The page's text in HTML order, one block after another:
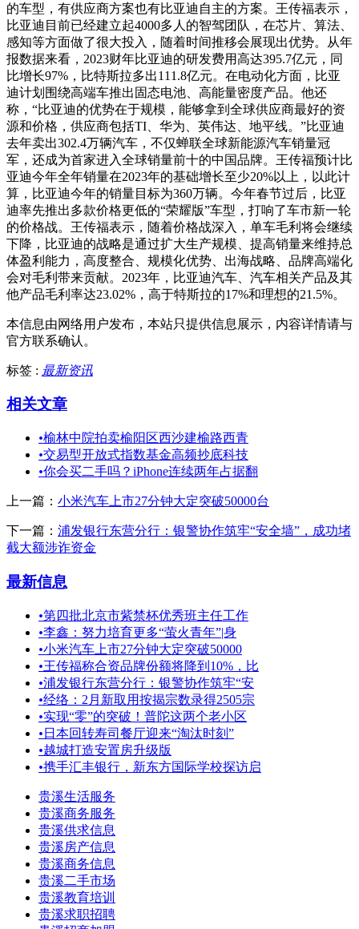
的车型，有供应商方案也有比亚迪自主的方案。王传福表示，
比亚迪目前已经建立起4000多人的智驾团队，在芯片、算法、
感知等方面做了很大投入，随着时间推移会展现出优势。从年
报数据来看，2023财年比亚迪的研发费用高达395.7亿元，同
比增长97%，比特斯拉多出111.8亿元。在电动化方面，比亚
迪计划围绕高端车推出固态电池、高能量密度产品。他还
称，“比亚迪的优势在于规模，能够拿到全球供应商最好的资
源和价格，供应商包括TI、华为、英伟达、地平线。”比亚迪
去年卖出302.4万辆汽车，不仅蝉联全球新能源汽车销量冠
军，还成为首家进入全球销量前十的中国品牌。王传福预计比
亚迪今年全年销量在2023年的基础增长至少20%以上，以此计
算，比亚迪今年的销量目标为360万辆。今年春节过后，比亚
迪率先推出多款价格更低的“荣耀版”车型，打响了车市新一轮
的价格战。王传福表示，随着价格战深入，单车毛利将会继续
下降，比亚迪的战略是通过扩大生产规模、提高销量来维持总
体盈利能力，高度整合、规模化优势、出海战略、品牌高端化
会对毛利带来贡献。2023年，比亚迪汽车、汽车相关产品及其
他产品毛利率达23.02%，高于特斯拉的17%和理想的21.5%。
本信息由网络用户发布， 本站只提供信息展示，内容详情请与
官方联系确认。
标签 : 最新资讯
相关文章
•榆林中院拍卖榆阳区西沙建榆路西青
•交易型开放式指数基金高频抄底科技
•你会买二手吗？iPhone连续两年占据翻
上一篇： 小米汽车上市27分钟大定突破50000台
下一篇： 浦发银行东营分行：银警协作筑牢“安全墙”，成功堵
截大额涉诈资金
最新信息
•第四批北京市紫禁杯优秀班主任工作
•李鑫：努力培育更多“萤火青年”|身
•小米汽车上市27分钟大定突破50000
•王传福称合资品牌份额将降到10%，比
•浦发银行东营分行：银警协作筑牢“安
•经络：2月新取用按揭宗数录得2505宗
•实现“零”的突破！普陀这两个老小区
• 日本回转寿司餐厅迎来“淘汰时刻”
•越城打造安置房升级版
•携手汇丰银行，新东方国际学校探访启
贵溪生活服务
贵溪商务服务
贵溪供求信息
贵溪房产信息
贵溪商务信息
贵溪二手市场
贵溪教育培训
贵溪求职招聘